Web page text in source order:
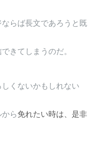
らば長文であろうと既
きてしまうのだ。
くないかもしれない
ら免れたい時は、是非